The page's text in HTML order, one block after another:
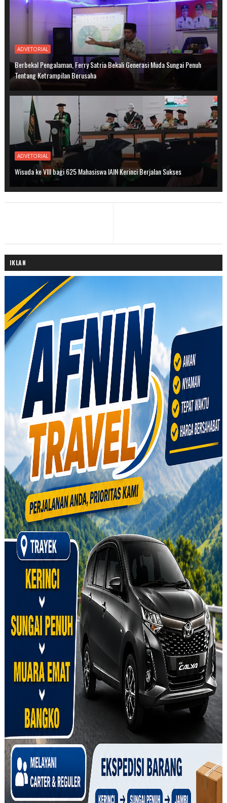
ADVETORIAL
Berbekal Pengalaman, Ferry Satria Bekali Generasi Muda Sungai Penuh
Tentang Ketrampilan Berusaha
ADVETORIAL
Wisuda ke VIII bagi 625 Mahasiswa IAIN Kerinci Berjalan Sukses
IKLAN